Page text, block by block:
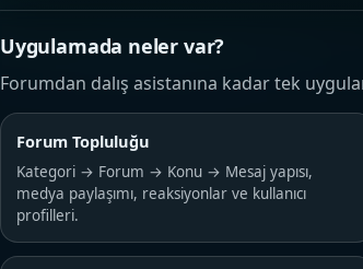
Uygulamada neler var?
Forumdan dalış asistanına kadar tek
Forum Topluluğu
Kategori → Forum → Konu → Mesaj yapısı,
medya paylaşımı, reaksiyonlar ve kullanıcı
profilleri.